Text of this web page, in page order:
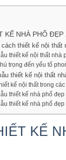
KẾ NHÀ PHỐ
cách thiết kế nội
thiết kế nội thất nhà
trọng đến yếu tố
thiết kế nội thất
kế nội thất trong
thiết kế nhà phố
thiết kế nhà phố
KẾ